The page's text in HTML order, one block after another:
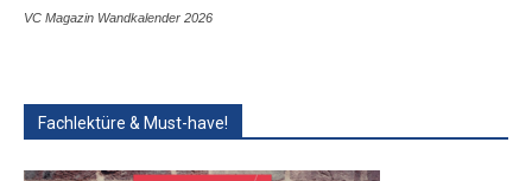
VC Magazin Wandkalender 2026
Fachlektüre & Must-have!